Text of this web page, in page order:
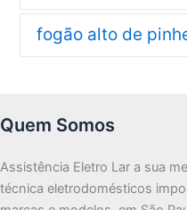
fogão alto de
Quem Somos
Assistência Eletro Lar a sua
técnica eletrodomésticos